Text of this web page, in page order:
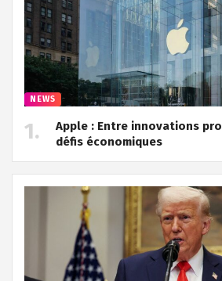
NEWS
Apple : Entre innovations
défis économiques